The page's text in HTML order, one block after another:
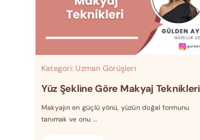
Kategori: Uzman Görüşleri
Yüz Şekline Göre Makyaj Teknikleri
Makyajın en güçlü yönü, yüzün doğal formunu
tanımak ve onu ...